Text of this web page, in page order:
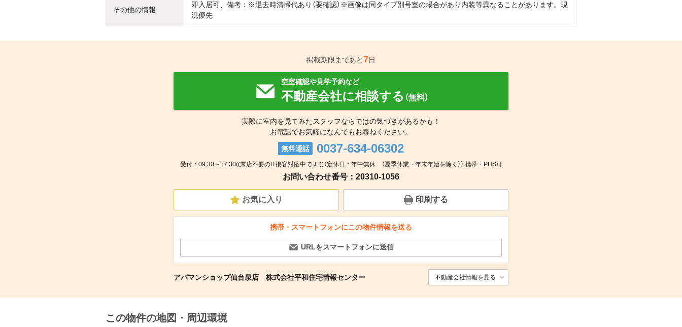
その他の情報
即入居可、備考：※退去時清掃代あり（要確認）※画像は同タイプ別号室の場合があり内装等異なることがあります。現
況優先
掲載期限まであと7日
空室確認や見学予約など
不動産会社に相談する （無料）
実際に室内を見てみたスタッフならではの気づきがあるかも！
お電話でお気軽になんでもお尋ねください。
無料通話 0037-634-06302
受付：09:30～17:30((来店不要のIT接客対応中です!))（定休日：年中無休 （夏季休業・年末年始を除く）） 携帯・PHS可
お問い合わせ番号：20310-1056
お気に入り 印刷する
携帯・スマートフォンにこの物件情報を送る
URLをスマートフォンに送信
アパマンショップ仙台泉店 株式会社平和住宅情報センター 不動産会社情報を見る
この物件の地図・周辺環境